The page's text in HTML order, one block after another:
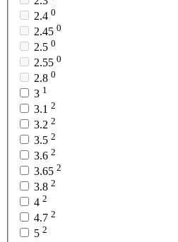
2.4 0
2.45 0
2.5 0
2.55 0
2.8 0
3 1
3.1 2
3.2 2
3.5 2
3.6 2
3.65 2
3.8 2
4 2
4.7 2
5 2